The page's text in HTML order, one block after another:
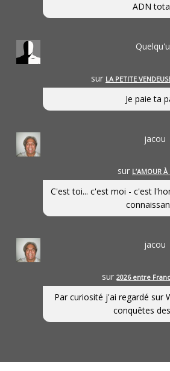
ADN
sur LA PETITE
Je paie ta
jacou
sur L’AMOUR
C'est toi... c'est moi - c'est
jacou
sur2026 entre
Par curiosité j'ai regardé sur
conquêtes